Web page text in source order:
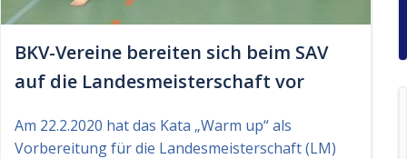
BKV-Vereine bereiten sich beim SAV
auf die Landesmeisterschaft vor
Am 22.2.2020 hat das Kata „Warm up“ als
Vorbereitung für die Landesmeisterschaft (LM)